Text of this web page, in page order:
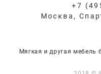
+7
Москва,
Мягкая и другая мебель